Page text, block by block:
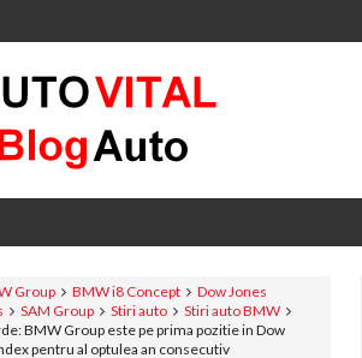
Group BMW i8 Concept
Dow Jones
SAM Group Stiri auto
Stiri auto BMW
BMW Group este pe prima pozitie in Dow
pentru al optulea an consecutiv